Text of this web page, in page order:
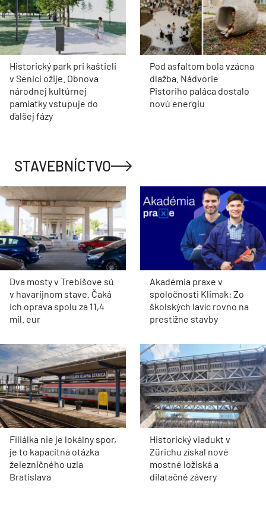
Historický park pri kaštieli
v Senici ožije. Obnova
národnej kultúrnej
pamiatky vstupuje do
ďalšej fázy
Pod asfaltom bola vzácna
dlažba. Nádvorie
Pistoriho paláca dostalo
novú energiu
STAVEBNÍCTVO
Dva mosty v Trebišove sú
v havarijnom stave. Čaká
ich oprava spolu za 11,4
mil. eur
Akadémia praxe v
spoločnosti Klimak: Zo
školských lavíc rovno na
prestížne stavby
Filiálka nie je lokálny spor,
je to kapacitná otázka
železničného uzla
Bratislava
Historický viadukt v
Zürichu získal nové
mostné ložiská a
dilatačné závery